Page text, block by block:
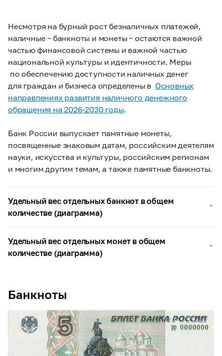
Несмотря на бурный рост безналичных платежей,
наличные – банкноты и монеты – остаются важной
частью финансовой системы и важной частью
национальной культуры и идентичности. Меры
по обеспечению доступности наличных денег
для граждан и бизнеса определены в Основных
направлениях развития наличного денежного
обращения на2026-2030 годы.
Банк России выпускает памятные монеты,
посвященные знаковым датам, российским деятелям
науки, искусства и культуры, российским регионам
и многим другим темам, а также памятные банкноты.
Удельный вес отдельных банкнот в общем
количестве (диаграмма)
Удельный вес отдельных монет в общем
количестве (диаграмма)
Банкноты